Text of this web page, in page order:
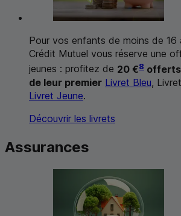
Pour vos enfants de moins de 16
Crédit Mutuel vous réserve une
jeunes : profitez de 20 €8 offerts
de leur premier Livret Bleu,
Livret Jeune.
Découvrir les livrets
Assurances